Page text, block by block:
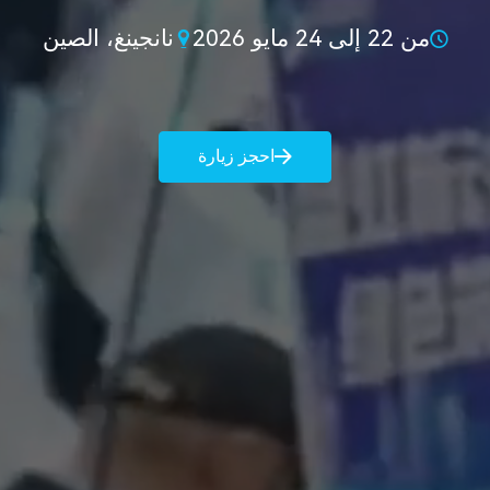
من 22 إلى 24 مايو 2026 نانجينغ، الصين
احجز زيارة